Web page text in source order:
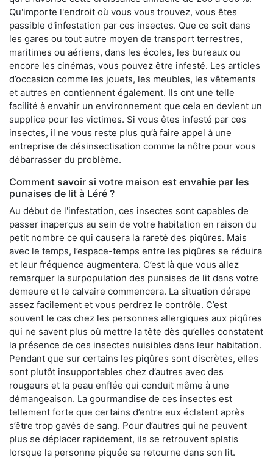
Qu'importe l'endroit où vous vous trouvez, vous êtes
passible d'infestation par ces insectes. Que ce soit dans
les gares ou tout autre moyen de transport terrestres,
maritimes ou aériens, dans les écoles, les bureaux ou
encore les cinémas, vous pouvez être infesté. Les articles
d’occasion comme les jouets, les meubles, les vêtements
et autres en contiennent également. Ils ont une telle
facilité à envahir un environnement que cela en devient un
supplice pour les victimes. Si vous êtes infesté par ces
insectes, il ne vous reste plus qu’à faire appel à une
entreprise de désinsectisation comme la nôtre pour vous
débarrasser du problème.
Comment savoir si votre maison est envahie par les
punaises de lit à Léré ?
Au début de l'infestation, ces insectes sont capables de
passer inaperçus au sein de votre habitation en raison du
petit nombre ce qui causera la rareté des piqûres. Mais
avec le temps, l’espace-temps entre les piqûres se réduira
et leur fréquence augmentera. C’est là que vous allez
remarquer la surpopulation des punaises de lit dans votre
demeure et le calvaire commencera. La situation dérape
assez facilement et vous perdrez le contrôle. C’est
souvent le cas chez les personnes allergiques aux piqûres
qui ne savent plus où mettre la tête dès qu’elles constatent
la présence de ces insectes nuisibles dans leur habitation.
Pendant que sur certains les piqûres sont discrètes, elles
sont plutôt insupportables chez d’autres avec des
rougeurs et la peau enflée qui conduit même à une
démangeaison. La gourmandise de ces insectes est
tellement forte que certains d’entre eux éclatent après
s’être trop gavés de sang. Pour d’autres qui ne peuvent
plus se déplacer rapidement, ils se retrouvent aplatis
lorsque la personne piquée se retourne dans son lit.